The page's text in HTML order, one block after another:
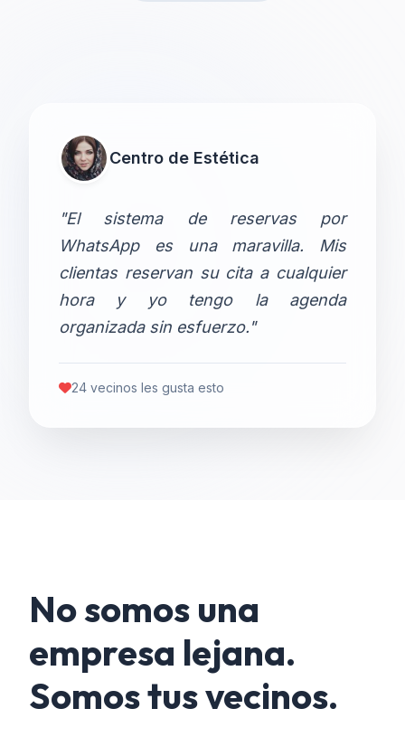
Centro de Estética
"El sistema de reservas por
WhatsApp es una maravilla. Mis
clientas reservan su cita a cualquier
hora y yo tengo la agenda
organizada sin esfuerzo."
24 vecinos les gusta esto
No somos una
empresa lejana.
Somos tus vecinos.